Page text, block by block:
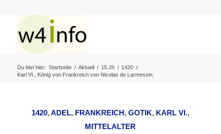
Du bist hier: Startseite / Aktuell / 15.Jh / 1420 /
Karl VI., König von Frankreich von Nicolas de Larmessin.
1420,ADEL, FRANKREICH, GOTIK, KARL VI.,
MITTELALTER